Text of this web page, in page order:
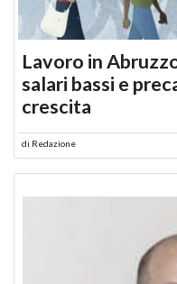
Lavoro in
salari bassi e
crescita
di Redazione